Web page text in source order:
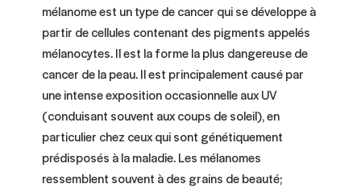
mélanome est un type de cancer qui se développe à
partir de cellules contenant des pigments appelés
mélanocytes. Il est la forme la plus dangereuse de
cancer de la peau. Il est principalement causé par
une intense exposition occasionnelle aux UV
(conduisant souvent aux coups de soleil), en
particulier chez ceux qui sont génétiquement
prédisposés à la maladie. Les mélanomes
ressemblent souvent à des grains de beauté;